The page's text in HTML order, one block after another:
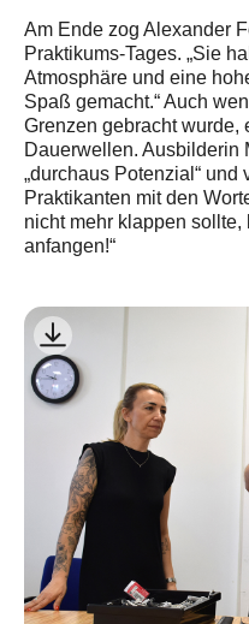
Am Ende zog Alexander
Praktikums-Tages. „Sie
Atmosphäre und eine
Spaß gemacht.“ Auch
Grenzen gebracht wurde,
Dauerwellen. Ausbilderin
„durchaus Potenzial“
Praktikanten mit den
nicht mehr klappen
anfangen!“